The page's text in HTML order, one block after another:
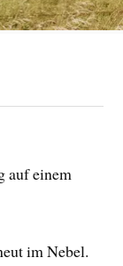
auf einem
im Nebel.